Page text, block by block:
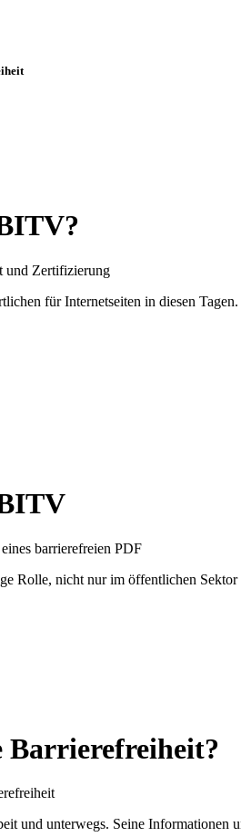
für Internetseiten in diesen
Rolle, nicht nur im öffentlichen
Barrierefreiheit?
und unterwegs. Seine